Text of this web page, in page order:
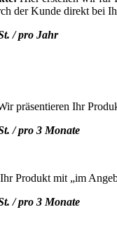
der Kunde direkt bei
/ pro Jahr
präsentieren Ihr
/ pro 3 Monate
Produkt mit „im
/ pro 3 Monate